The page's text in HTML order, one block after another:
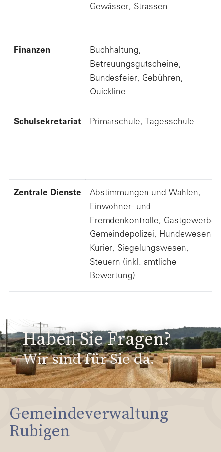
Gewässer, Strassen
Finanzen
Buchhaltung,
Betreuungsgutscheine,
Bundesfeier, Gebühren,
Quickline
Schulsekretariat Primarschule, Tagesschule
Zentrale Dienste
Abstimmungen und Wahlen,
Einwohner- und
Fremdenkontrolle, Gastgewerbe,
Gemeindepolizei, Hundewesen,
Kurier, Siegelungswesen,
Steuern (inkl. amtliche
Bewertung)
Haben Sie Fragen?
Wir sind für Sie da.
Gemeindeverwaltung
Rubigen